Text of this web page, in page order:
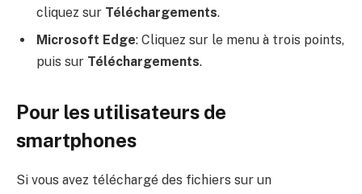
cliquez sur Téléchargements.
Microsoft Edge: Cliquez sur le menu à trois points,
puis sur Téléchargements.
Pour les utilisateurs de
smartphones
Si vous avez téléchargé des fichiers sur un